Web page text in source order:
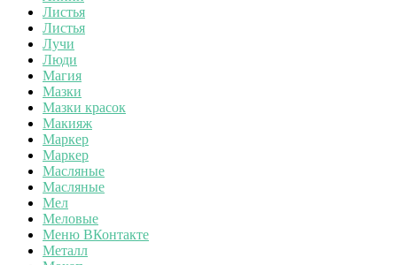
Листья
Листья
Лучи
Люди
Магия
Мазки
Мазки красок
Макияж
Маркер
Маркер
Масляные
Масляные
Мел
Меловые
Меню ВКонтакте
Металл